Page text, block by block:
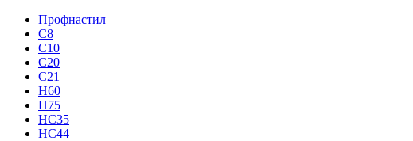
Профнастил
С8
С10
С20
С21
H60
H75
HС35
НС44